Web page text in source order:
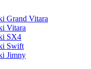
Grand Vitara
Vitara
SX4
Swift
Jimny